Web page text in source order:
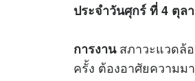
ประจำวันศุกร์ ที่ 4 ตุล
การงานสภาวะแวดล้
ครั้ง ต้องอาศัยความ